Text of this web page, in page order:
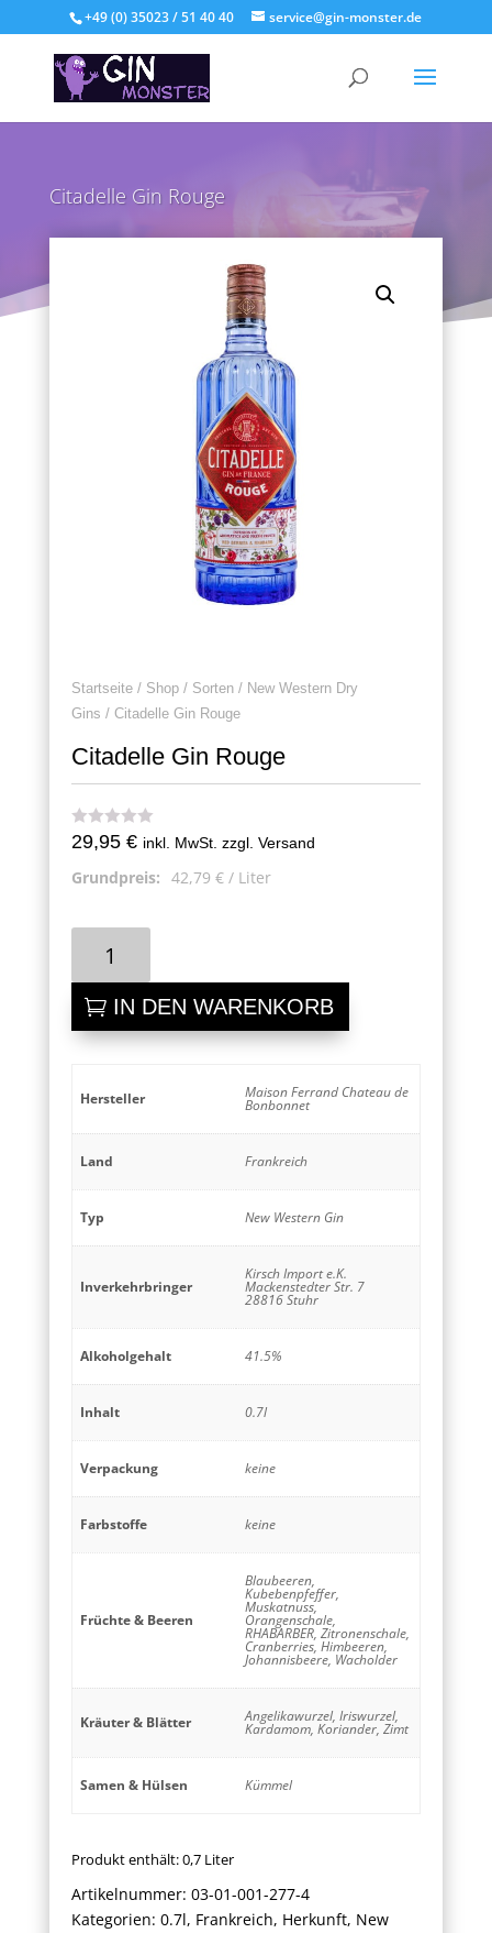
+49 (0) 35023 / 51 40 40 service@gin-monster.de
Citadelle Gin Rouge
Startseite/ Shop/ Sorten/ New Western Dry
Gins / Citadelle Gin Rouge
Citadelle Gin Rouge
29,95 € inkl. MwSt. zzgl. Versand
Grundpreis: 42,79 €/ Liter
MengeIN DEN WARENKORB
Hersteller Maison Ferrand Chateau de
Bonbonnet
Land Frankreich
Typ New Western Gin
Inverkehrbringer
Kirsch Import e.K.
Mackenstedter Str. 7
28816 Stuhr
Alkoholgehalt 41.5%
Inhalt 0.7l
Verpackung keine
Farbstoffe keine
Früchte & Beeren
Blaubeeren,
Kubebenpfeffer,
Muskatnuss,
Orangenschale,
RHABARBER, Zitronenschale,
Cranberries, Himbeeren,
Johannisbeere, Wacholder
Kräuter & Blätter Angelikawurzel, Iriswurzel,
Kardamom, Koriander, Zimt
Samen & Hülsen Kümmel
Produkt enthält: 0,7 Liter
Artikelnummer: 03-01-001-277-4
Kategorien: 0.7l, Frankreich, Herkunft, New